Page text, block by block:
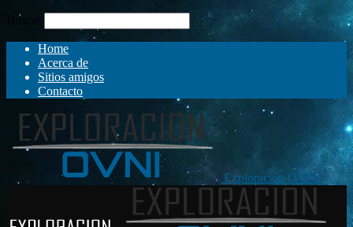
Buscar
Home
Acerca de
Sitios amigos
Contacto
Exploración OVNI